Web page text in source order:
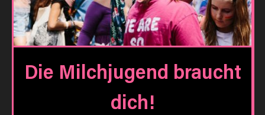
Die Milchjugend braucht
dich!